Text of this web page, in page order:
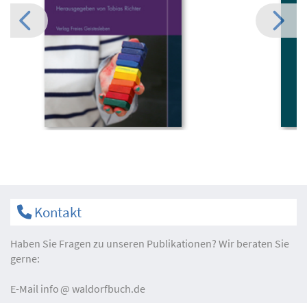
Kontakt
Haben Sie Fragen zu unseren Publikationen? Wir beraten Sie
gerne:
E-Mail info waldorfbuch.de